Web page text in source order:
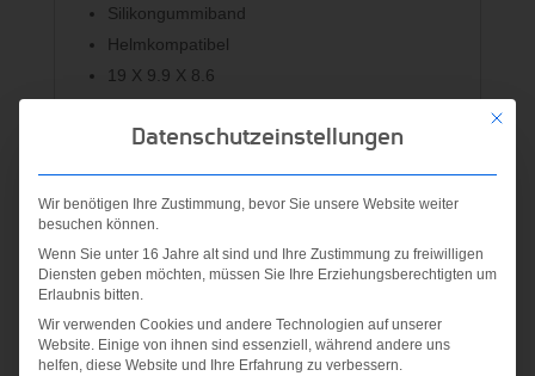
Silikongummiband
Helmkompatibel
19 X 9.9 X 8.6
Material:
Ähnliche Produkte
Mit
Datenschutzeinstellungen
Wir benötigen Ihre Zustimmung, bevor Sie unsere Website weiter
besuchen können.
Wenn Sie unter 16 Jahre alt sind und Ihre Zustimmung zu freiwilligen
Diensten geben möchten, müssen Sie Ihre Erziehungsberechtigten um
Erlaubnis bitten.
Wir verwenden Cookies und andere Technologien auf unserer
Website. Einige von ihnen sind essenziell, während andere uns
helfen, diese Website und Ihre Erfahrung zu verbessern.